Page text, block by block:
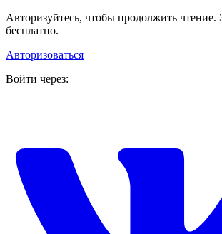
Авторизуйтесь, чтобы продолжить чтение.
бесплатно.
Авторизоваться
Войти через: